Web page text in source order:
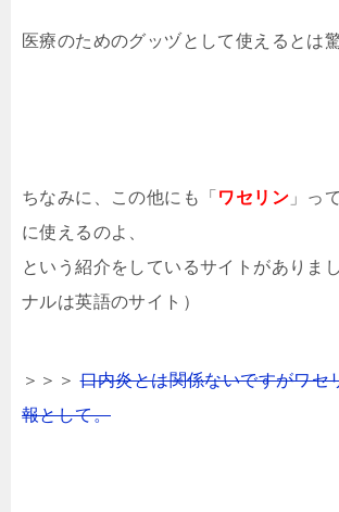
医療のためのグッヅとして使えるとは
ちなみに、この他にも「 ワセリン 」っ
に使えるのよ、
という紹介をしているサイトがありま
ナルは英語のサイト）
＞＞＞口内炎とは関係ないですがワセ
報として。